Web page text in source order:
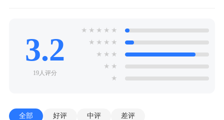
3.2
19人评分
★ ★ ★ ★ ★
★ ★ ★ ★
★ ★ ★
★ ★
★
全部 好评 中评 差评